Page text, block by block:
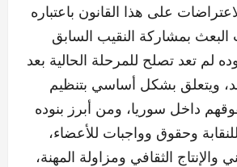
على هذا القانون باعتباره
بمشاركة النقيب السابق
لم تعد تصلح للمرحلة الحالية بعد
ويتعلق بشكل أساسي بتنظيم
داخل سوريا، ومن أبرز بنوده
وحقوق وواجبات للأعضاء،
والإنتاج الثقافي ومزاولة المهنة،